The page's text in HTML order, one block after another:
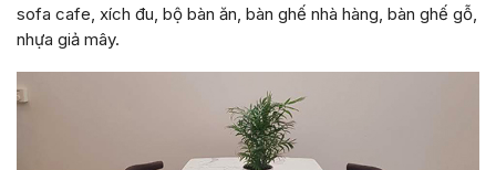
sofa cafe, xích đu, bộ bàn ăn, bàn ghế nhà hàng, bàn ghế gỗ,
nhựa giả mây.